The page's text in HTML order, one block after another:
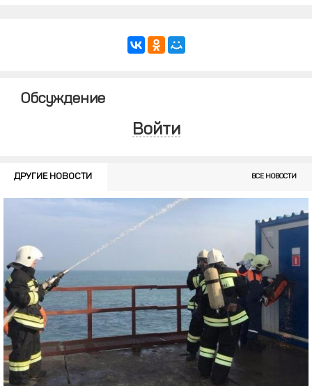
Обсуждение
Войти
ДРУГИЕ НОВОСТИ ВСЕ НОВОСТИ